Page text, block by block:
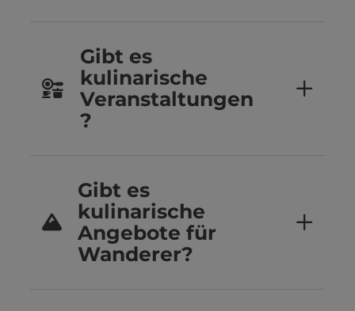
Gibt es
kulinarische
Veranstaltungen
?
Gibt es
kulinarische
Angebote für
Wanderer?